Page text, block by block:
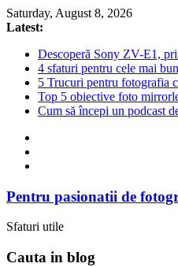
Skip
to
Saturday, August 8, 2026
Latest:
Descoperă Sony ZV-E1,
4 sfaturi pentru cele mai
5 Trucuri pentru fotografia
Top 5 obiective foto
Cum să începi un podcast
Pentru pasionatii de
Sfaturi utile
Cauta in blog